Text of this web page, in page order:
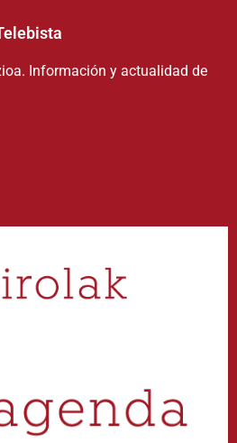
Información y actualidad de